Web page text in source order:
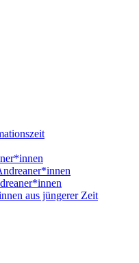
aus jüngerer Zeit